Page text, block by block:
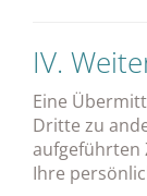
IV.
Eine
Dritte zu
aufgeführten
Ihre